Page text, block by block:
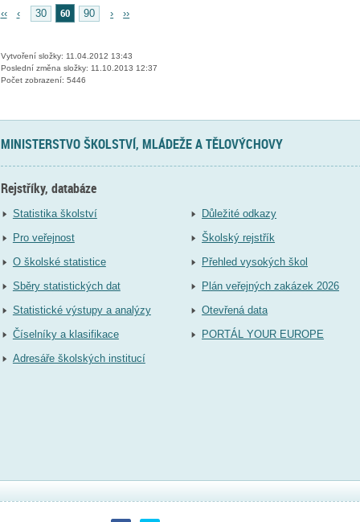
‹‹ ‹ 30 60 90 › ››
Vytvoření složky: 11.04.2012 13:43
Poslední změna složky: 11.10.2013 12:37
Počet zobrazení: 5446
MINISTERSTVO ŠKOLSTVÍ, MLÁDEŽE A TĚLOVÝCHOVY
Rejstříky, databáze
Statistika školství
Pro veřejnost
O školské statistice
Sběry statistických dat
Statistické výstupy a analýzy
Číselníky a klasifikace
Adresáře školských institucí
Důležité odkazy
Školský rejstřík
Přehled vysokých škol
Plán veřejných zakázek 2026
Otevřená data
PORTÁL YOUR EUROPE